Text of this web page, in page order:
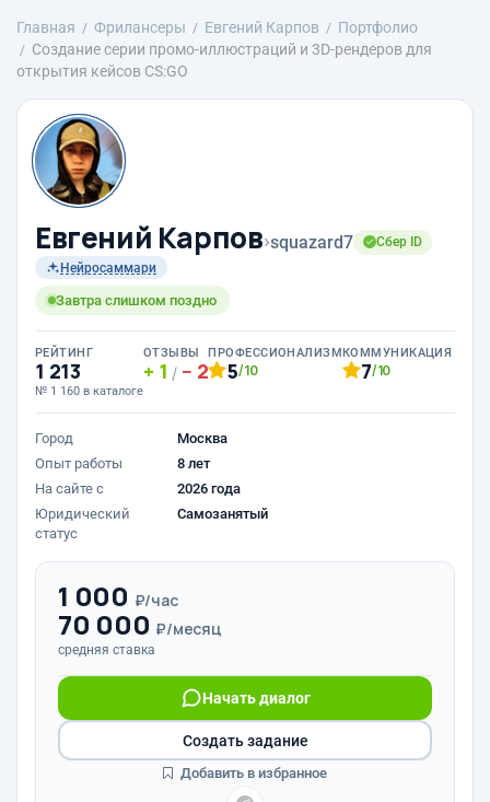
Главная Фрилансеры Евгений Карпов
Портфолио
Создание серии промо-иллюстраций и 3D-рендеров для
открытия кейсов CS:GO
Евгений Карпов›squazard7
Сбер ID
Нейросаммари
Завтра слишком поздно
РЕЙТИНГ
1 213
№ 1 160 в каталоге
ОТЗЫВЫ
1 / 2
ПРОФЕССИОНАЛИЗМ
5/10
КОММУНИКАЦИЯ
7/10
Город
Москва
Опыт работы
8 лет
На сайте с
2026 года
Юридический
статус
Самозанятый
1 000 ₽/час
70 000 ₽/месяц
средняя ставка
Начать диалог
Создать задание
Добавить в избранное